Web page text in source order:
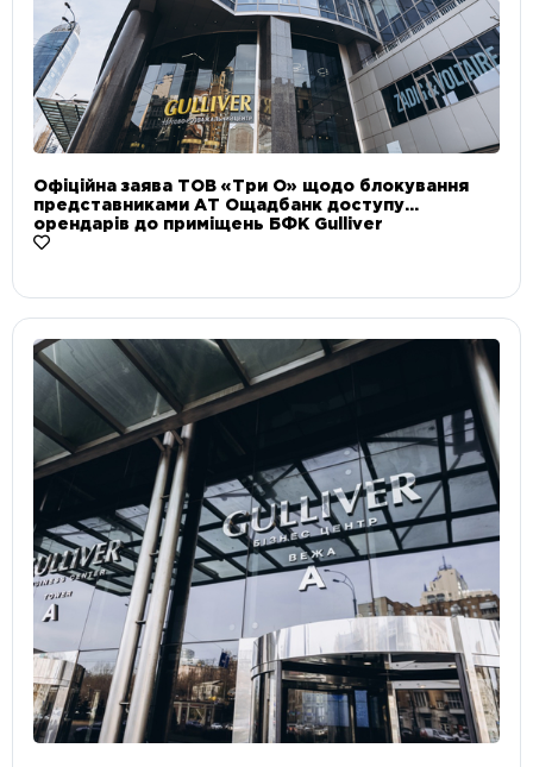
Офіційна заява ТОВ «Три О» щодо блокування
представниками АТ Ощадбанк доступу
орендарів до приміщень БФК Gulliver